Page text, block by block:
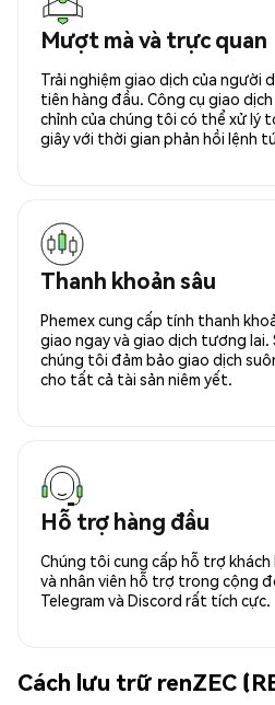
Mượt mà và trực quan
Trải nghiệm giao dịch của người
tiên hàng đầu. Công cụ giao
chỉnh của chúng tôi có thể xử lý
giây với thời gian phản hồi lệnh
Thanh khoản sâu
Phemex cung cấp tính thanh
giao ngay và giao dịch tương lai.
chúng tôi đảm bảo giao dịch
cho tất cả tài sản niêm yết.
Hỗ trợ hàng đầu
Chúng tôi cung cấp hỗ trợ
và nhân viên hỗ trợ trong cộng
Telegram và Discord rất tích cực.
Cách lưu trữ renZEC